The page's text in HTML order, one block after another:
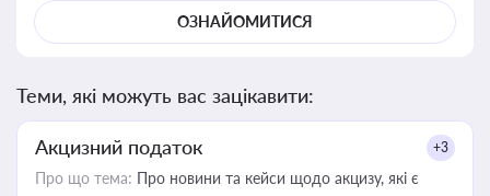
ОЗНАЙОМИТИСЯ
Теми, які можуть вас зацікавити:
Акцизний податок +3
Про що тема: Про новини та кейси щодо акцизу, які є